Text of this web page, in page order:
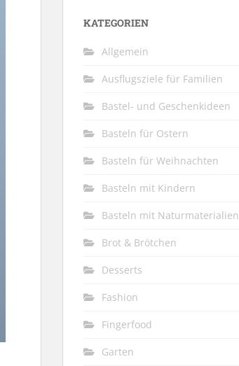
KATEGORIEN
Allgemein
Ausflugsziele für Familien
Bastel- und Geschenkideen
Basteln für Ostern
Basteln für Weihnachten
Basteln mit Kindern
Basteln mit Naturmaterialien
Brot & Brötchen
Desserts
Fashion
Fingerfood
Garten